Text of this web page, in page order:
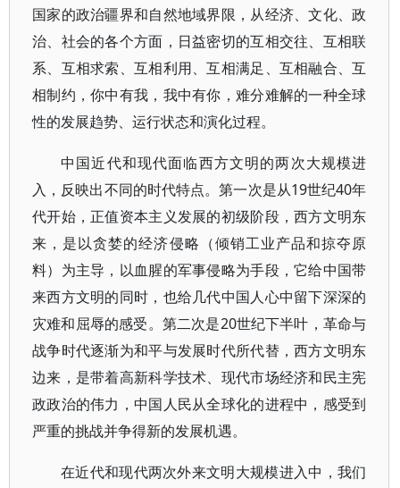
国家的政治疆界和自然地域界限，从经济、文化、政
治、社会的各个方面，日益密切的互相交往、互相联
系、互相求索、互相利用、互相满足、互相融合、互
相制约，你中有我，我中有你，难分难解的一种全球
性的发展趋势、运行状态和演化过程。
中国近代和现代面临西方文明的两次大规模进
入，反映出不同的时代特点。第一次是从19世纪40年
代开始，正值资本主义发展的初级阶段，西方文明东
来，是以贪婪的经济侵略（倾销工业产品和掠夺原
料）为主导，以血腥的军事侵略为手段，它给中国带
来西方文明的同时，也给几代中国人心中留下深深的
灾难和屈辱的感受。第二次是20世纪下半叶，革命与
战争时代逐渐为和平与发展时代所代替，西方文明东
边来，是带着高新科学技术、现代市场经济和民主宪
政政治的伟力，中国人民从全球化的进程中，感受到
严重的挑战并争得新的发展机遇。
在近代和现代两次外来文明大规模进入中，我们